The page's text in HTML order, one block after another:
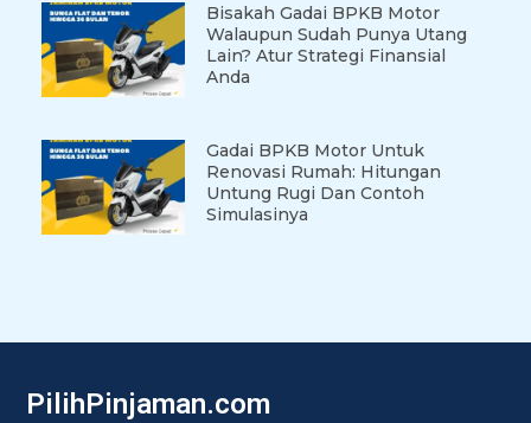
Bisakah Gadai BPKB Motor
Walaupun Sudah Punya Utang
Lain? Atur Strategi Finansial
Anda
Gadai BPKB Motor Untuk
Renovasi Rumah: Hitungan
Untung Rugi Dan Contoh
Simulasinya
PilihPinjaman.com